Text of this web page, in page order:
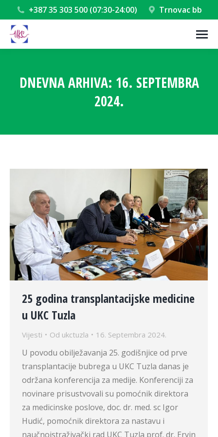
+387 35 303 500 (07:30-24:00) Trnovac bb
DNEVNA ARHIVA: 16. SEPTEMBRA
2024.
25 godina transplantacijske medicine
u UKC Tuzla
Vijesti Od ukctuzla 16. Septembra 2024.
U povodu obilježavanja 25. godišnjice od prve
transplantacije bubrega u UKC Tuzla danas je
održana konferencija za medije. Konferenciji za
novinare prisustvovali su pomoćnik direktora
za medicinske poslove, doc. dr. med. sc Igor
Hudić, pomoćnik direktora za nastavu i
naučnoistraživački rad UKC Tuzla prof. dr. Ervin